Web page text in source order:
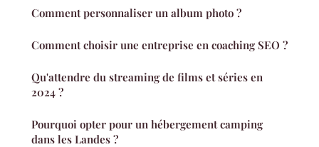
Comment personnaliser un album photo ?
Comment choisir une entreprise en coaching SEO ?
Qu'attendre du streaming de films et séries en
2024 ?
Pourquoi opter pour un hébergement camping
dans les Landes ?